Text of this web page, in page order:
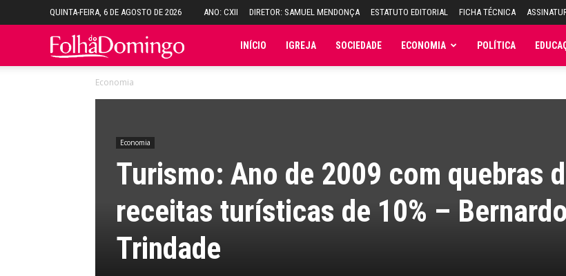
QUINTA-FEIRA, 6 DE AGOSTO DE 2026 ANO: CXII DIRETOR: SAMUEL MENDONÇA ESTATUTO EDITORIAL FICHA TÉCNICA
Folha INÍCIO IGREJA SOCIEDADE ECONOMIA POLÍTICA
Economia
Economia
Turismo: Ano de 2009 com quebras
receitas turísticas de 10% – Bernardo
Trindade